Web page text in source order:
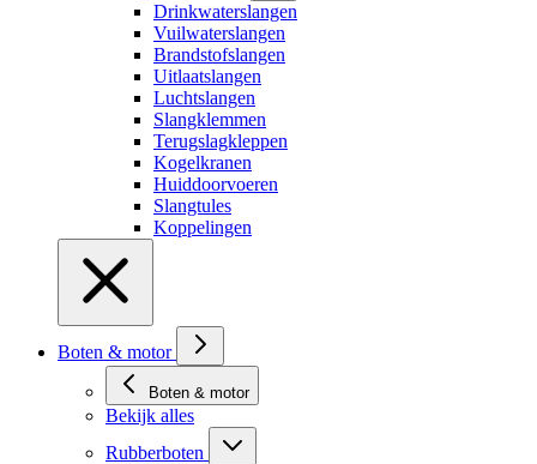
Drinkwaterslangen
Vuilwaterslangen
Brandstofslangen
Uitlaatslangen
Luchtslangen
Slangklemmen
Terugslagkleppen
Kogelkranen
Huiddoorvoeren
Slangtules
Koppelingen
Boten & motor
Boten & motor
Bekijk alles
Rubberboten